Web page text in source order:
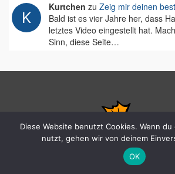
Kurtchen zu Zeig mir deinen
Bald ist es vier Jahre her, dass
letztes Video eingestellt hat.
Sinn, diese Seite…
Diese Website benutzt Cookies. Wenn
nutzt, gehen wir von deinem
OK